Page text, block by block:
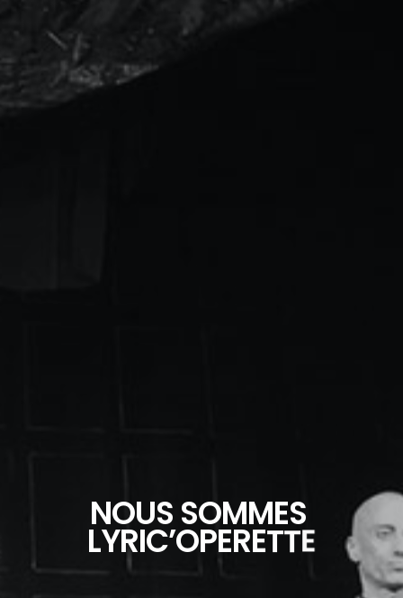
NOUS SOMMES
LYRIC’OPERETTE